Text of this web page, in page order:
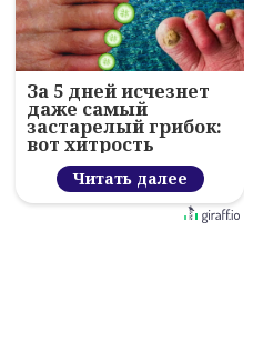
За 5 дней исчезнет
даже самый
застарелый грибок:
вот хитрость
Читать далее